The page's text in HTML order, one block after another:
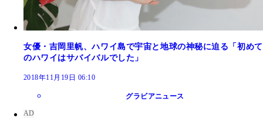
女優・吉岡里帆、ハワイ島で宇宙と地球の神秘に迫る「初めて
のハワイはサバイバルでした」
2018年11月19日 06:10
グラビアニュース